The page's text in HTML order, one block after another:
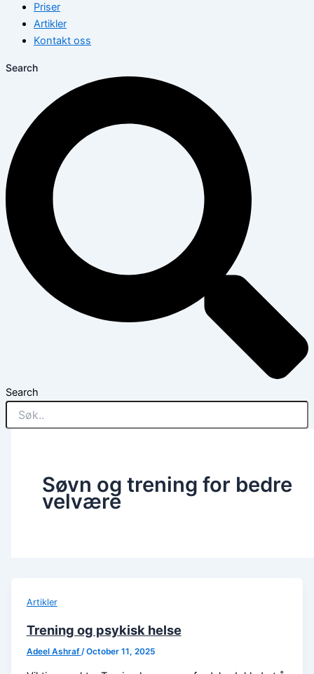
Priser
Artikler
Kontakt oss
Search
Search
Søvn og trening for bedre
velvære
Artikler
Trening og psykisk helse
Adeel Ashraf /October 11, 2025